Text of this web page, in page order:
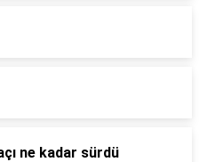
ne kadar sürdü